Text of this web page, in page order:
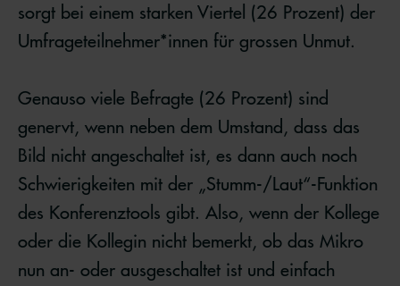
sorgt bei einem starken Viertel (26 Prozent) der
Umfrageteilnehmer*innen für grossen Unmut.
Genauso viele Befragte (26 Prozent) sind
genervt, wenn neben dem Umstand, dass das
Bild nicht angeschaltet ist, es dann auch noch
Schwierigkeiten mit der „Stumm-/Laut“-Funktion
des Konferenztools gibt. Also, wenn der Kollege
oder die Kollegin nicht bemerkt, ob das Mikro
nun an- oder ausgeschaltet ist und einfach